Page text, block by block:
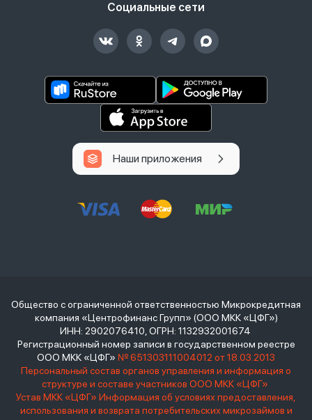
Социальные сети
Наши приложения
Общество с ограниченной ответственностью Микрокредитная
компания «Центрофинанс Групп» (ООО МКК «ЦФГ»)
ИНН: 2902076410, ОГРН: 1132932001674
Регистрационный номер записи в государственном реестре
ООО МКК «ЦФГ» № 651303111004012 от 18.03.2013
Персональный состав органов управления и информация о
структуре и составе участников ООО МКК «ЦФГ»
Устав МКК «ЦФГ» Информация об условиях предоставления,
использования и возврата потребительских микрозаймов и